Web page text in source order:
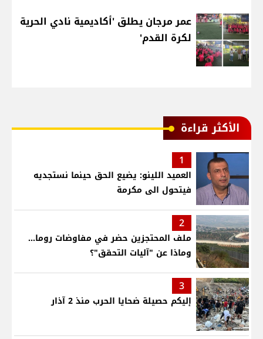
عمر مرجان يطلق 'أكاديمية نادي الحرية
لكرة القدم'
الأكثر قراءة
1
العميد اللينو: يضيع الحق حينما نستجديه
فيتحول الى مكرمة
2
ملف المحتجزين حضر في مفاوضات روما...
وماذا عن "آليات التحقق"؟
3
إليكم حصيلة ضحايا الحرب منذ 2 آذار